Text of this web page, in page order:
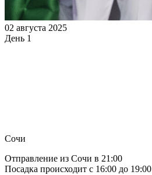
02 августа 2025
День 1
Сочи
Отправление из Сочи в 21:00
Посадка происходит с 16:00 до 19:00